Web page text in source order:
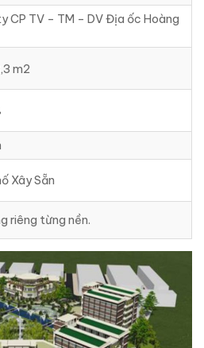
CP TV – TM – DV Địa ốc Hoàng
m2
Xây Sẵn
riêng từng nền.